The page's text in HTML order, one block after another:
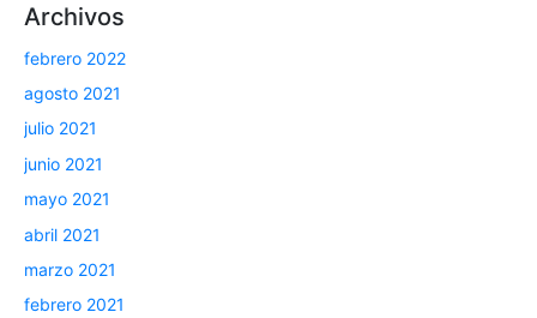
Archivos
febrero 2022
agosto 2021
julio 2021
junio 2021
mayo 2021
abril 2021
marzo 2021
febrero 2021